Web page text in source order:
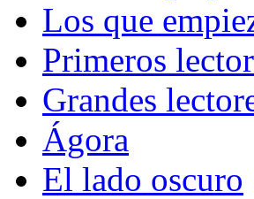
Los que
Primeros
Grandes
Ágora
El lado oscuro